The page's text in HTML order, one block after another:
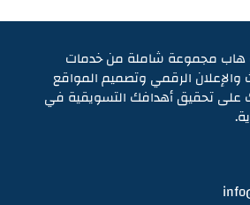
مجموعة شاملة من خدمات
الرقمي وتصميم المواقع
على تحقيق أهدافك التسويقية في